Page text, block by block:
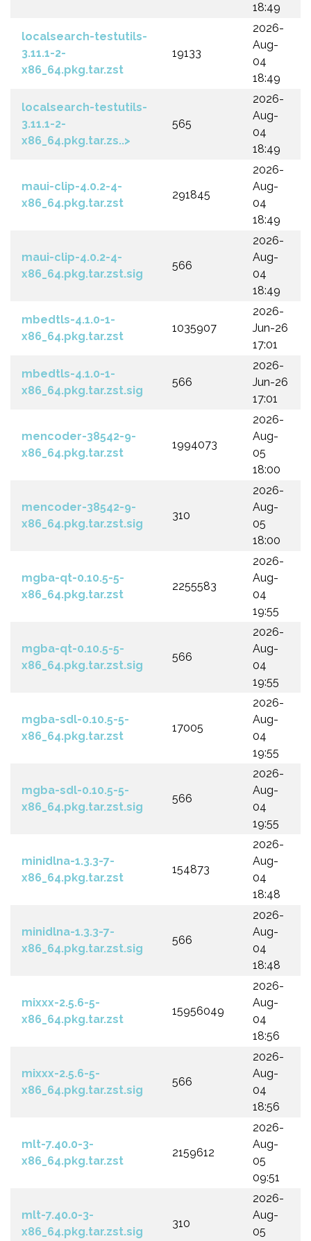
18:49
localsearch-testutils-
3.11.1-2-
x86_64.pkg.tar.zst
19133
2026-
Aug-
04
18:49
localsearch-testutils-
3.11.1-2-
x86_64.pkg.tar.zs..>
565
2026-
Aug-
04
18:49
maui-clip-4.0.2-4-
x86_64.pkg.tar.zst
291845
2026-
Aug-
04
18:49
maui-clip-4.0.2-4-
x86_64.pkg.tar.zst.sig
566
2026-
Aug-
04
18:49
mbedtls-4.1.0-1-
x86_64.pkg.tar.zst
1035907
2026-
Jun-26
17:01
mbedtls-4.1.0-1-
x86_64.pkg.tar.zst.sig
566
2026-
Jun-26
17:01
mencoder-38542-9-
x86_64.pkg.tar.zst
1994073
2026-
Aug-
05
18:00
mencoder-38542-9-
x86_64.pkg.tar.zst.sig
310
2026-
Aug-
05
18:00
mgba-qt-0.10.5-5-
x86_64.pkg.tar.zst
2255583
2026-
Aug-
04
19:55
mgba-qt-0.10.5-5-
x86_64.pkg.tar.zst.sig
566
2026-
Aug-
04
19:55
mgba-sdl-0.10.5-5-
x86_64.pkg.tar.zst
17005
2026-
Aug-
04
19:55
mgba-sdl-0.10.5-5-
x86_64.pkg.tar.zst.sig
566
2026-
Aug-
04
19:55
minidlna-1.3.3-7-
x86_64.pkg.tar.zst
154873
2026-
Aug-
04
18:48
minidlna-1.3.3-7-
x86_64.pkg.tar.zst.sig
566
2026-
Aug-
04
18:48
mixxx-2.5.6-5-
x86_64.pkg.tar.zst
15956049
2026-
Aug-
04
18:56
mixxx-2.5.6-5-
x86_64.pkg.tar.zst.sig
566
2026-
Aug-
04
18:56
mlt-7.40.0-3-
x86_64.pkg.tar.zst
2159612
2026-
Aug-
05
09:51
mlt-7.40.0-3-
x86_64.pkg.tar.zst.sig
310
2026-
Aug-
05